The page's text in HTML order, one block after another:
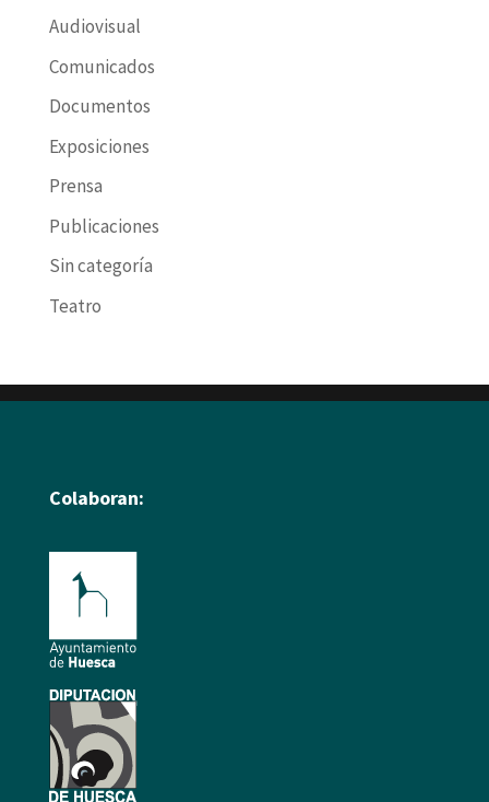
Audiovisual
Comunicados
Documentos
Exposiciones
Prensa
Publicaciones
Sin categoría
Teatro
Colaboran: